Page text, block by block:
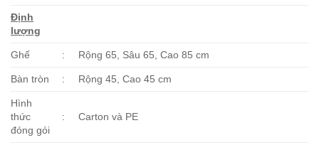
Định
lượng
Ghế : Rộng 65, Sâu 65, Cao 85 cm
Bàn tròn : Rộng 45, Cao 45 cm
Hình
thức
đóng gói
: Carton và PE